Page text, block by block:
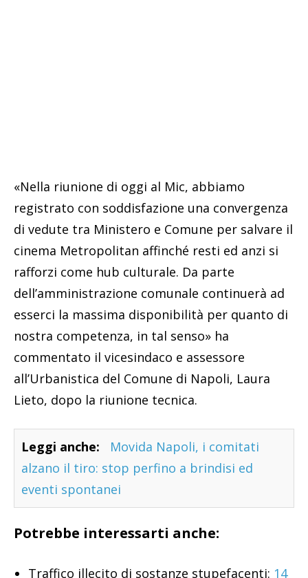
«Nella riunione di oggi al Mic, abbiamo
registrato con soddisfazione una convergenza
di vedute tra Ministero e Comune per salvare il
cinema Metropolitan affinché resti ed anzi si
rafforzi come hub culturale. Da parte
dell’amministrazione comunale continuerà ad
esserci la massima disponibilità per quanto di
nostra competenza, in tal senso» ha
commentato il vicesindaco e assessore
all’Urbanistica del Comune di Napoli, Laura
Lieto, dopo la riunione tecnica.
Leggi anche:
Movida Napoli, i comitati
alzano il tiro: stop perfino a brindisi ed
eventi spontanei
Potrebbe interessarti anche:
Traffico illecito di sostanze stupefacenti: 14